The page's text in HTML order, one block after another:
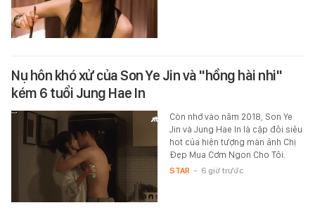
Nụ hôn khó xử của Son Ye Jin và "hồng hài nhi"
kém 6 tuổi Jung Hae In
Còn nhớ vào năm 2018, Son Ye
Jin và Jung Hae In là cặp đôi siêu
hot của hiện tượng màn ảnh Chị
Đẹp Mua Cơm Ngon Cho Tôi.
STAR - 6 giờ trước